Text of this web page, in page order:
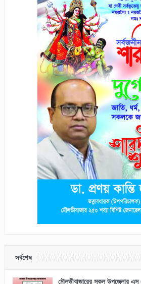
সর্বশেষ
মৌলভীবাজারের সকল উপজেলার এস